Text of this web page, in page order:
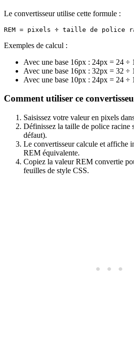
Le convertisseur utilise cette formule :
Exemples de calcul :
Avec une base 16px : 24px = 24 ÷
Avec une base 16px : 32px = 32 ÷
Avec une base 10px : 24px = 24 ÷
Comment utiliser ce
Saisissez votre valeur en pixels
Définissez la taille de police racine
défaut).
Le convertisseur calcule et affiche
REM équivalente.
Copiez la valeur REM convertie
feuilles de style CSS.